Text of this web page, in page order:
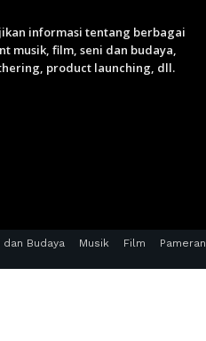
informasi tentang berbagai
musik, film, seni dan budaya,
product launching, dll.
dan Budaya Musik Film Pameran